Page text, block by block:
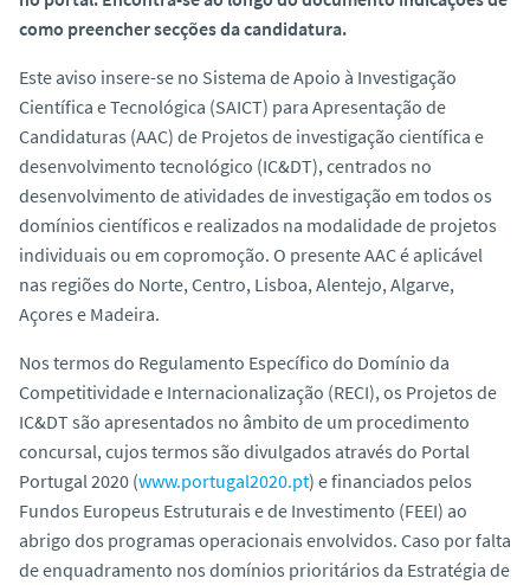
como preencher secções da candidatura.
Este aviso insere-se no Sistema de Apoio à Investigação
Científica e Tecnológica (SAICT) para Apresentação de
Candidaturas (AAC) de Projetos de investigação científica e
desenvolvimento tecnológico (IC&DT), centrados no
desenvolvimento de atividades de investigação em todos os
domínios científicos e realizados na modalidade de projetos
individuais ou em copromoção. O presente AAC é aplicável
nas regiões do Norte, Centro, Lisboa, Alentejo, Algarve,
Açores e Madeira.
Nos termos do Regulamento Específico do Domínio da
Competitividade e Internacionalização (RECI), os Projetos de
IC&DT são apresentados no âmbito de um procedimento
concursal, cujos termos são divulgados através do Portal
Portugal 2020 (www.portugal2020.pt) e financiados pelos
Fundos Europeus Estruturais e de Investimento (FEEI) ao
abrigo dos programas operacionais envolvidos. Caso por falta
de enquadramento nos domínios prioritários da Estratégia de